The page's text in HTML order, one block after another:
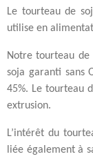
Le tourteau de
utilise en
Notre tourteau
soja garanti sans
45%. Le tourteau
extrusion.
L’intérêt du
liée également à